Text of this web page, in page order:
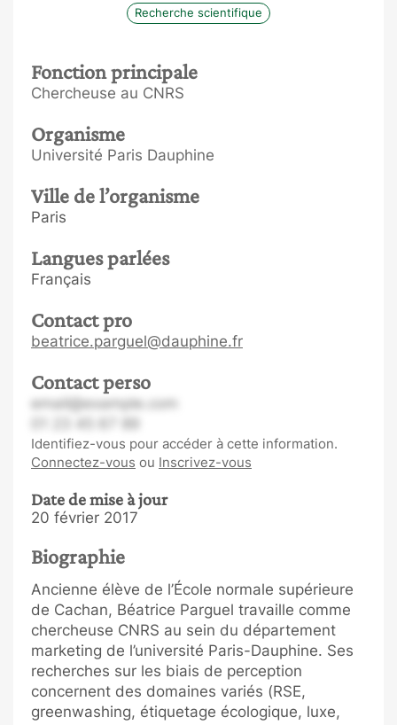
Recherche scientifique
Fonction principale
Chercheuse au CNRS
Organisme
Université Paris Dauphine
Ville de l’organisme
Paris
Langues parlées
Français
Contact pro
beatrice.parguel@dauphine.fr
Contact perso
email@example.com
Identifiez-vous pour accéder à cette information.
Connectez-vous ou Inscrivez-vous
Date de mise à jour
20 février 2017
Biographie
Ancienne élève de l’École normale supérieure
de Cachan, Béatrice Parguel travaille comme
chercheuse CNRS au sein du département
marketing de l’université Paris-Dauphine. Ses
recherches sur les biais de perception
concernent des domaines variés (RSE,
greenwashing, étiquetage écologique, luxe,